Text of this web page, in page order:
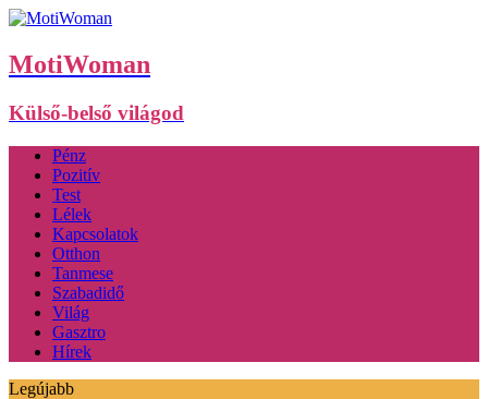
MotiWoman
Külső-belső világod
Pénz
Pozitív
Test
Lélek
Kapcsolatok
Otthon
Tanmese
Szabadidő
Világ
Gasztro
Hírek
Legújabb